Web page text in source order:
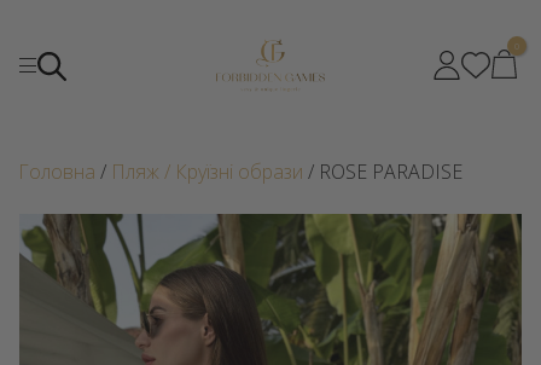
0
Головна / Пляж / Круїзні образи / ROSE PARADISE